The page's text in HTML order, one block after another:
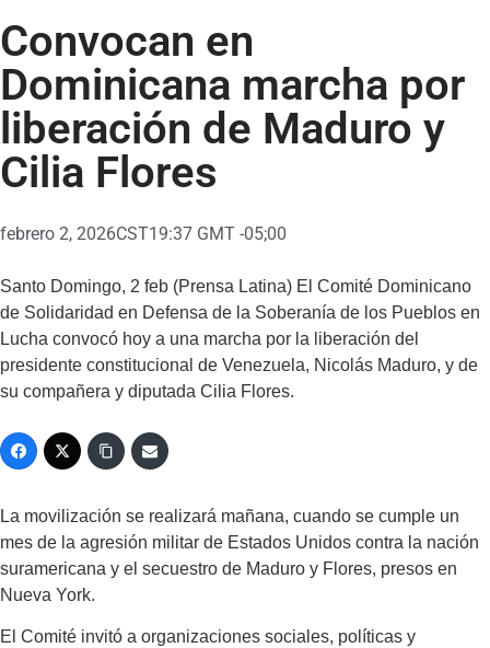
Convocan en
Dominicana marcha por
liberación de Maduro y
Cilia Flores
febrero 2, 2026CST19:37 GMT -05;00
Santo Domingo, 2 feb (Prensa Latina) El Comité Dominicano
de Solidaridad en Defensa de la Soberanía de los Pueblos en
Lucha convocó hoy a una marcha por la liberación del
presidente constitucional de Venezuela, Nicolás Maduro, y de
su compañera y diputada Cilia Flores.
La movilización se realizará mañana, cuando se cumple un
mes de la agresión militar de Estados Unidos contra la nación
suramericana y el secuestro de Maduro y Flores, presos en
Nueva York.
El Comité invitó a organizaciones sociales, políticas y